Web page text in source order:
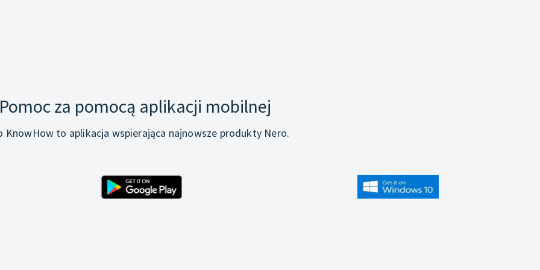
za pomocą aplikacji mobilnej
KnowHow to aplikacja wspierająca najnowsze produkty Nero.